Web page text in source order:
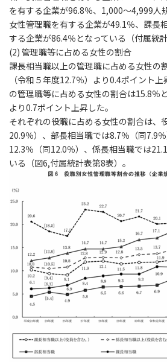
を有する企業が96.8％、1,000～4,999人
女性管理職を有する企業が49.1％、課長
する企業が86.4％となっている（付属統
(2) 管理職等に占める女性の割合
課長相当職以上の管理職に占める女性の
（令和５年度12.7％）より0.4ポイント
の管理職等に占める女性の割合は15.8％
より0.7ポイント上昇した。
それぞれの役職に占める女性の割合は、
20.9％）、部長相当職では8.7％（同7.9
12.3％（同12.0％）、係長相当職では
いる（図6,付属統計表第8表）。